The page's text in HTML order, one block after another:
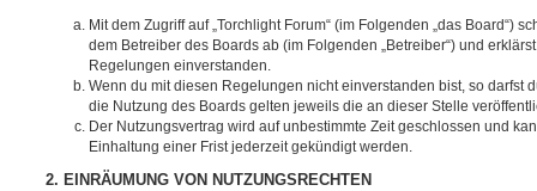
Mit dem Zugriff auf „Torchlight Forum“ (im Folgenden „das Board“)
dem Betreiber des Boards ab (im Folgenden „Betreiber“) und
Regelungen einverstanden.
Wenn du mit diesen Regelungen nicht einverstanden bist, so darfst
die Nutzung des Boards gelten jeweils die an dieser Stelle
Der Nutzungsvertrag wird auf unbestimmte Zeit geschlossen und
Einhaltung einer Frist jederzeit gekündigt werden.
2. EINRÄUMUNG VON NUTZUNGSRECHTEN